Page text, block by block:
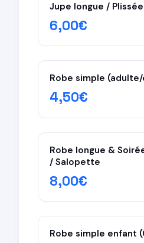
Jupe longue / Plissée
6,00€
Robe simple
4,50€
Robe longue &
/ Salopette
8,00€
Robe simple enfant